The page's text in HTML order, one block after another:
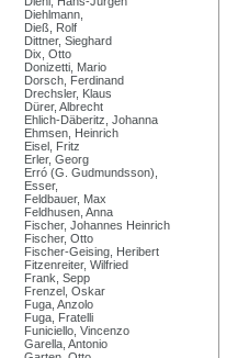
Diehlmann,
Dieß, Rolf
Dittner, Sieghard
Dix, Otto
Donizetti, Mario
Dorsch, Ferdinand
Drechsler, Klaus
Dürer, Albrecht
Ehlich-Däberitz, Johanna
Ehmsen, Heinrich
Eisel, Fritz
Erler, Georg
Erró (G. Gudmundsson),
Esser,
Feldbauer, Max
Feldhusen, Anna
Fischer, Johannes Heinrich
Fischer, Otto
Fischer-Geising, Heribert
Fitzenreiter, Wilfried
Frank, Sepp
Frenzel, Oskar
Fuga, Anzolo
Fuga, Fratelli
Funiciello, Vincenzo
Garella, Antonio